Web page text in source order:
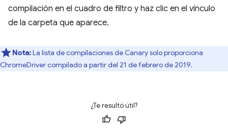
compilación en el cuadro de filtro y haz clic en el vínculo
de la carpeta que aparece.
Nota:La lista de compilaciones de Canary solo proporciona
ChromeDriver compilado a partir del 21 de febrero de 2019.
¿Te resultó útil?